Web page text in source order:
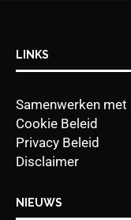
LINKS
Samenwerken met
Cookie Beleid
Privacy Beleid
Disclaimer
NIEUWS